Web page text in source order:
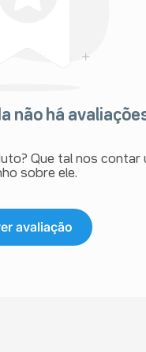
não há
Que tal nos contar
sobre ele.
avaliação